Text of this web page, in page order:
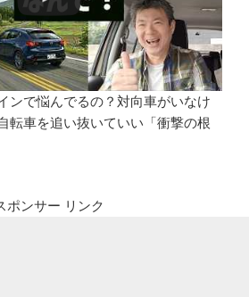
ンで悩んでるの？対向車がいなけ
転車を追い抜いていい「衝撃の根
ポンサー リンク